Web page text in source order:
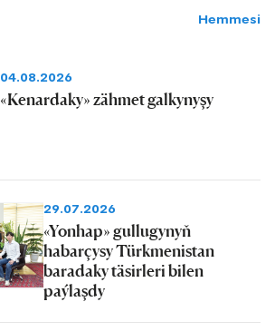
Hemmesi
04.08.2026
«Kenardaky» zähmet galkynyşy
29.07.2026
«Yonhap» gullugynyň
habarçysy Türkmenistan
baradaky täsirleri bilen
paýlaşdy